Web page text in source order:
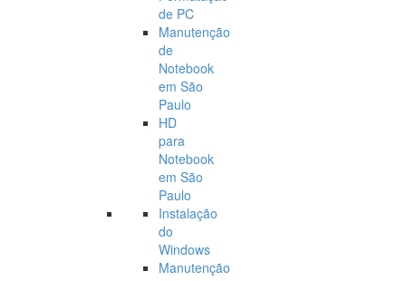
de PC
Manutenção
de
Notebook
em São
Paulo
HD
para
Notebook
em São
Paulo
Instalação
do
Windows
Manutenção